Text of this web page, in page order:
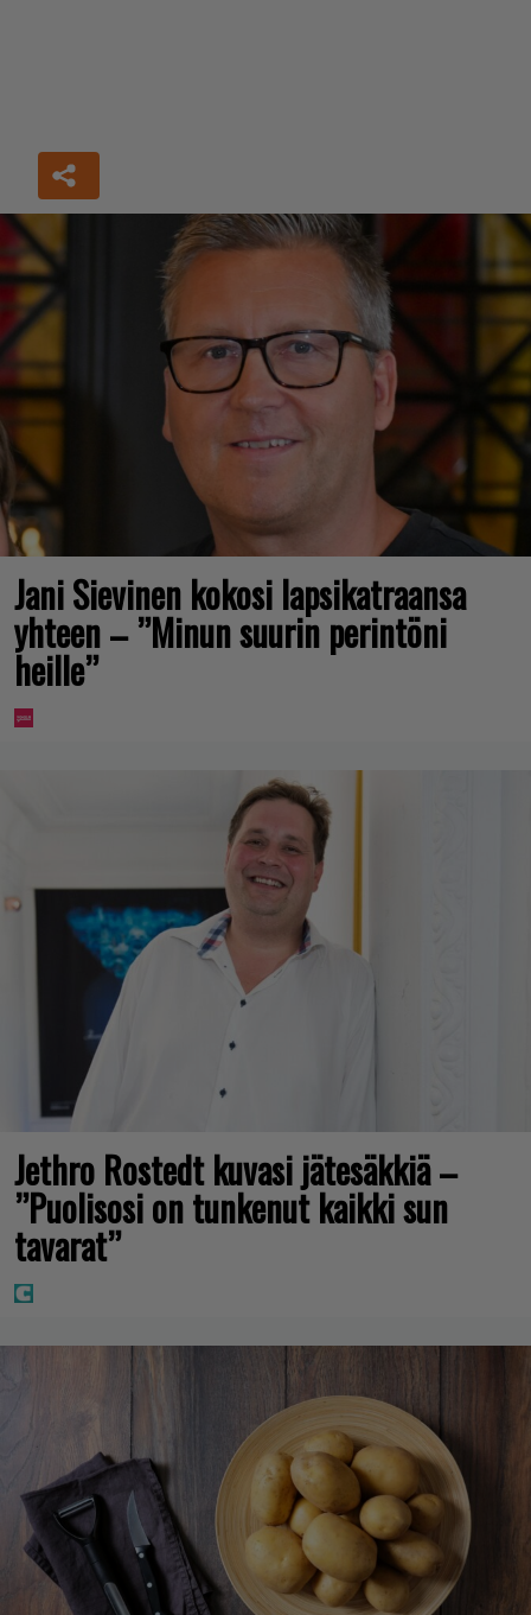
Jani Sievinen kokosi lapsikatraansa
yhteen – ”Minun suurin perintöni
heille”
Jethro Rostedt kuvasi jätesäkkiä –
”Puolisosi on tunkenut kaikki sun
tavarat”